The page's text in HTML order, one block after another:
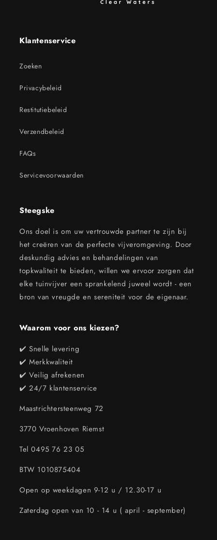
Klantenservice
Zoeken
Privacybeleid
Restitutiebeleid
Verzendbeleid
FAQs
Servicevoorwaarden
Steegske
Ons doel is om uw vertrouwde partner te zijn bij
het creëren van de perfecte vijveromgeving. Door
deskundig advies en behandelingen van
topkwaliteit te bieden, willen we ervoor zorgen dat
elke tuinvijver een sprankelend juweel wordt - een
bron van vreugde en sereniteit voor de eigenaar.
Waarom voor ons kiezen?
✔️ Snelle levering
✔️ Merkkwaliteit
✔️ Veilig afrekenen
✔️ 24/7 klantenservice
Maastrichtersteenweg 72
3770 Vroenhoven Riemst
Tel 0495 76 23 05
BTW 1010875404
Open op weekdagen 9-12 u / 12.30-17 u
Zaterdag open van 10 - 14 u ( april - september)